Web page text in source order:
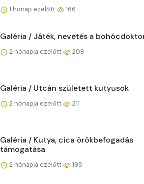
1 hónap ezelőtt 166
Galéria / Játék, nevetés a
2 hónapja ezelőtt 209
Galéria / Utcán született kutyusok
2 hónapja ezelőtt 211
Galéria / Kutya, cica örökbefogadás
támogatása
2 hónapja ezelőtt 198